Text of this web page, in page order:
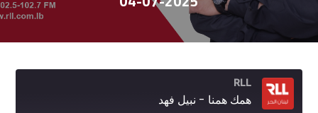
RLL
همك همنا - نبيل فهد